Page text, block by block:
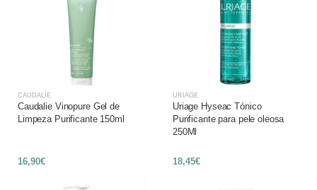
CAUDALÍE
Caudalie Vinopure Gel de
Limpeza Purificante 150ml
16,90€
URIAGE
Uriage Hyseac Tónico
Purificante para pele oleosa
250Ml
18,45€